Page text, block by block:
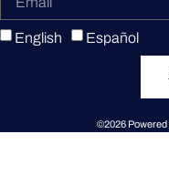
English Español
©2026 Powered